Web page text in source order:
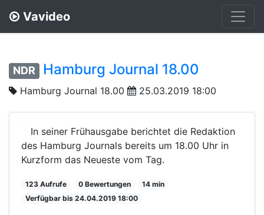
Vavideo
NDR Hamburg Journal 18.00
Hamburg Journal 18.00 25.03.2019 18:00
In seiner Frühausgabe berichtet die Redaktion
des Hamburg Journals bereits um 18.00 Uhr in
Kurzform das Neueste vom Tag.
123 Aufrufe 0 Bewertungen
14 min
Verfügbar bis 24.04.2019 18:00